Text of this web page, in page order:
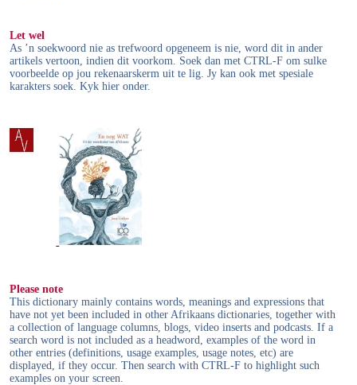
Let wel
As ’n soekwoord nie as trefwoord opgeneem is nie, word dit in ander
artikels vertoon, indien dit voorkom. Soek dan met CTRL-F om sulke
voorbeelde op jou rekenaarskerm uit te lig. Jy kan ook met spesiale
karakters soek. Kyk hier onder.
Please note
This dictionary mainly contains words, meanings and expressions that
have not yet been included in other Afrikaans dictionaries, together with
a collection of language columns, blogs, video inserts and podcasts. If a
search word is not included as a headword, examples of the word in
other entries (definitions, usage examples, usage notes, etc) are
displayed, if they occur. Then search with CTRL-F to highlight such
examples on your screen.